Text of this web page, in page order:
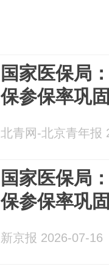
国家医保局
保参保率巩
北青网-北京青年报
国家医保局
保参保率巩
新京报 2026-07-16